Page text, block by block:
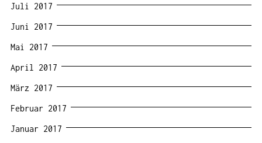
Juli 2017
Juni 2017
Mai 2017
April 2017
März 2017
Februar 2017
Januar 2017